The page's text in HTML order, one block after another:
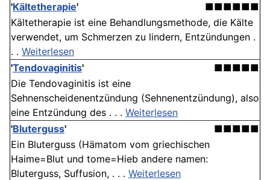
'Kältetherapie'
■■■■■■
Kältetherapie ist eine Behandlungsmethode, die Kälte
verwendet, um Schmerzen zu lindern, Entzündungen .
. . Weiterlesen
'Tendovaginitis'
■■■■■
Die Tendovaginitis ist eine
Sehnenscheidenentzündung (Sehnenentzündung), also
eine Entzündung des . . . Weiterlesen
'Bluterguss'
■■■■■
Ein Bluterguss (Hämatom vom griechischen
Haime=Blut und tome=Hieb andere namen:
Bluterguss, Suffusion, . . . Weiterlesen